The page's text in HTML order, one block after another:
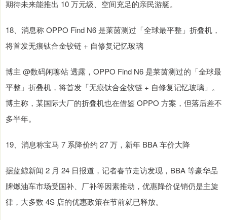
期待未来能推出 10 万元级、空间充足的亲民游艇。
18、消息称 OPPO Find N6 是莱茵测过「全球最平整」折叠机，
将首发无痕钛合金铰链 + 自修复记忆玻璃
博主 @数码闲聊站 透露，OPPO Find N6 是莱茵测过的「全球最
平整」折叠机，将首发「无痕钛合金铰链 + 自修复记忆玻璃」。
博主称，某国际大厂的折叠机也在借鉴 OPPO 方案，但落后差不
多半年。
19、消息称宝马 7 系降价约 27 万，新年 BBA 车价大降
据蓝鲸新闻 2 月 24 日报道，记者春节走访发现，BBA 等豪华品
牌燃油车市场受国补、厂补等因素推动，优惠降价促销仍是主旋
律，大多数 4S 店的优惠政策在节前就已释放。